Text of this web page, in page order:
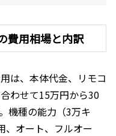
費用相場と内訳
は、本体代金、リモコ
わせて15万円から30
機種の能力（3万キ
、オート、フルオー